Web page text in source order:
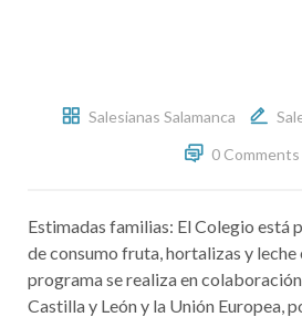
Salesianas Salamanca
0 Comments
Estimadas familias: El Colegio está
de consumo fruta, hortalizas y leche
programa se realiza en
Castilla y León y la Unión Europea,